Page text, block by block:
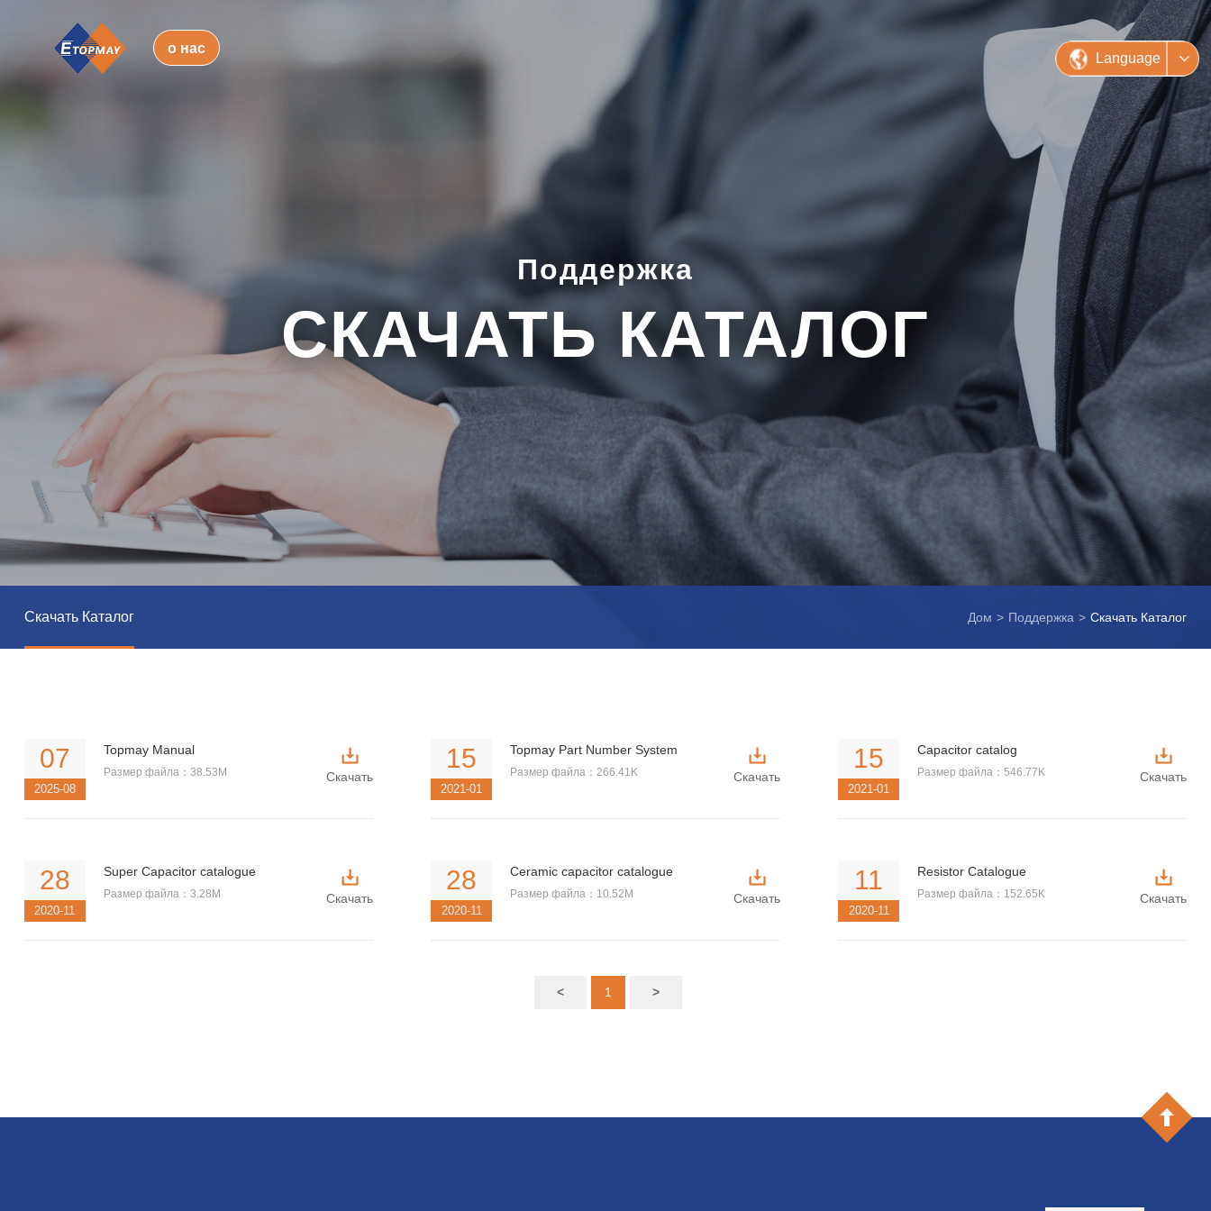
о нас
Language
Поддержка
СКАЧАТЬ КАТАЛОГ
Дом > Поддержка > Скачать Каталог
Скачать Каталог
Скачать
07
2025-08
Topmay Manual
Размер файла：38.53M Скачать
15
2021-01
Topmay Part Number System
Размер файла：266.41K Скачать
15
2021-01
Capacitor catalog
Размер файла：546.77K
Скачать
28
2020-11
Super Capacitor catalogue
Размер файла：3.28M Скачать
28
2020-11
Ceramic capacitor catalogue
Размер файла：10.52M Скачать
11
2020-11
Resistor Catalogue
Размер файла：152.65K
< 1 >